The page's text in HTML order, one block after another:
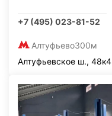
+7 (495) 023-81-52
Алтуфьево300м
Алтуфьевское ш., 48к4